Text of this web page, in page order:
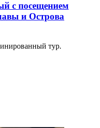
с посещением
и Острова
тур.